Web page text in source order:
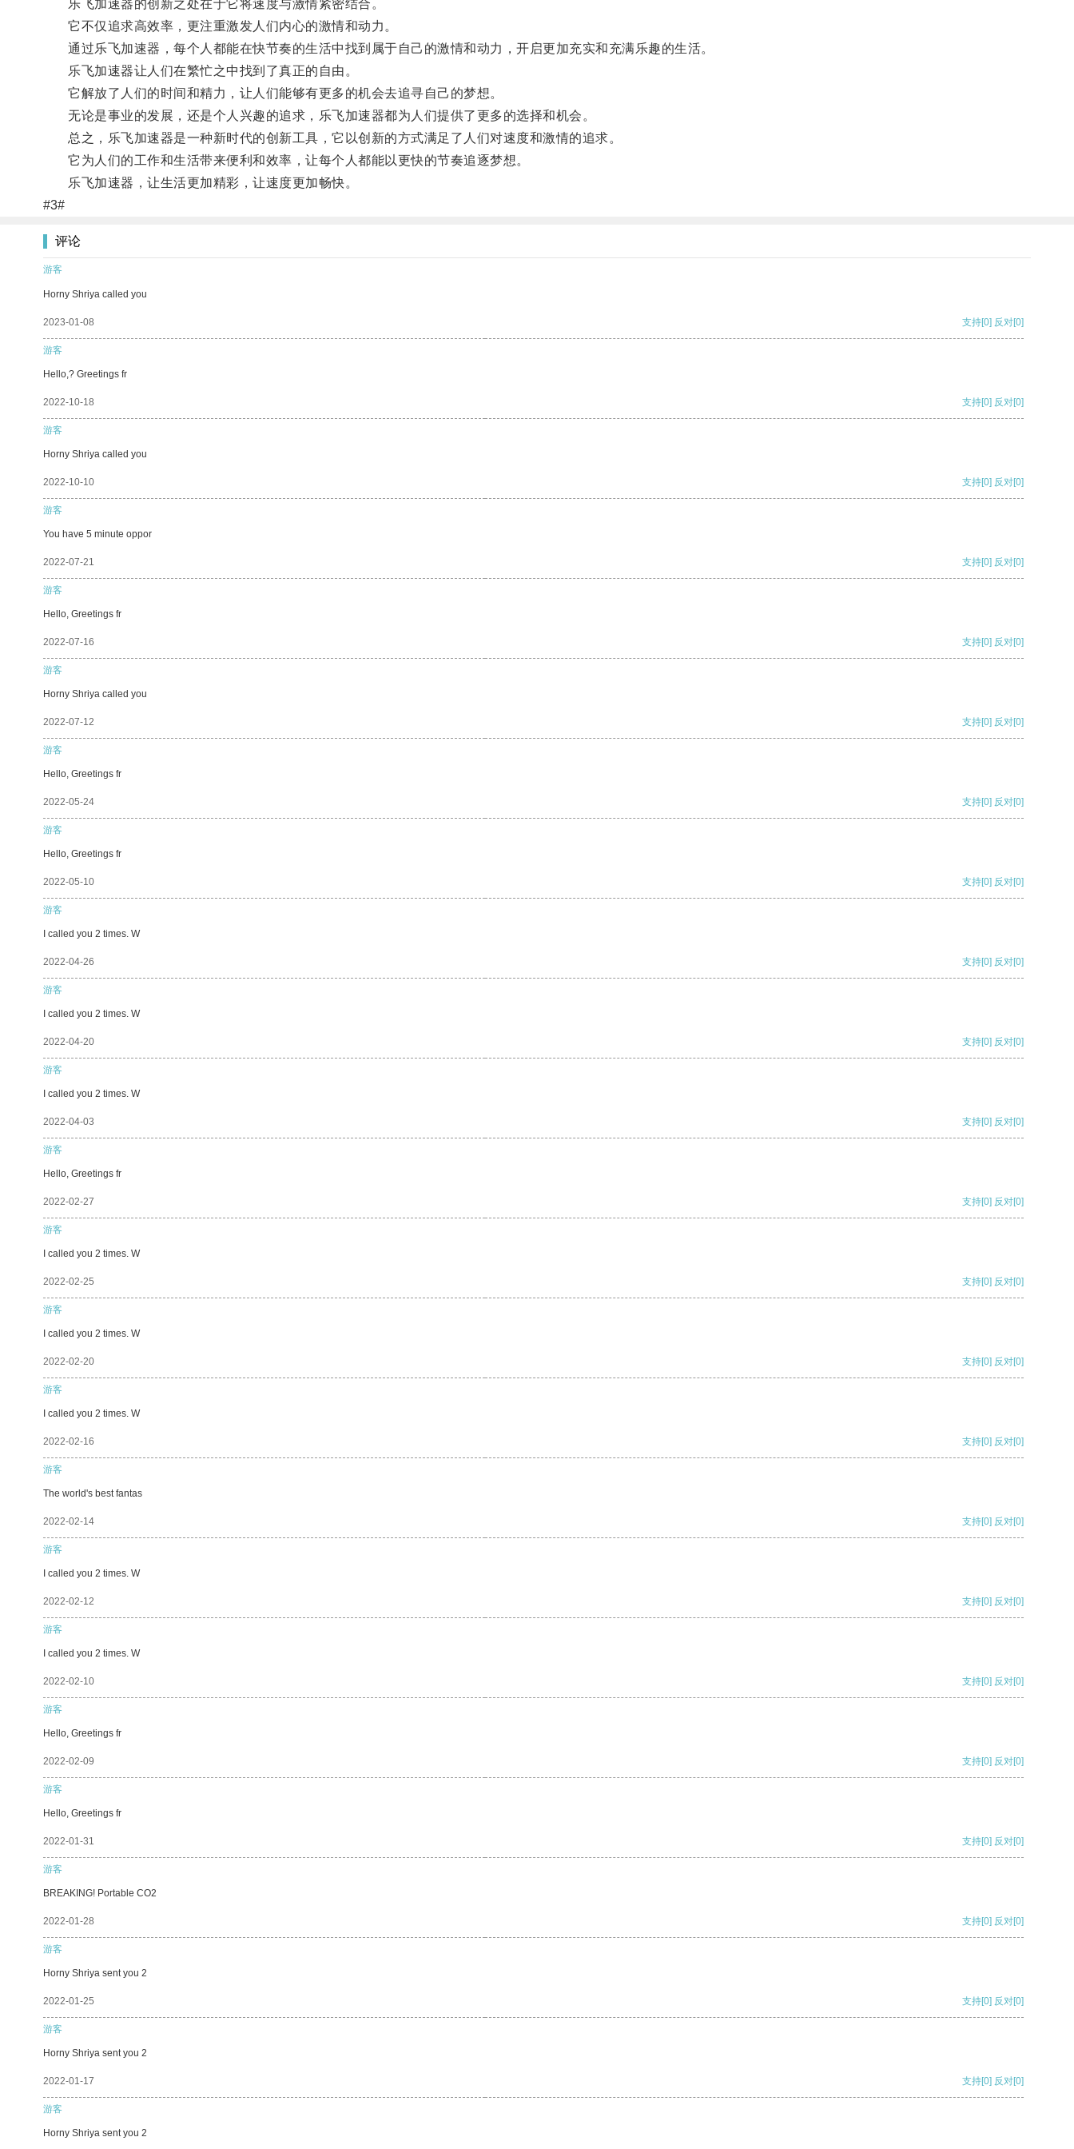
乐飞加速器的创新之处在于它将速度与激情紧密结合。
它不仅追求高效率，更注重激发人们内心的激情和动力。
通过乐飞加速器，每个人都能在快节奏的生活中找到属于自己的激情和动力，开启更加充实和充满乐趣的生活。
乐飞加速器让人们在繁忙之中找到了真正的自由。
它解放了人们的时间和精力，让人们能够有更多的机会去追寻自己的梦想。
无论是事业的发展，还是个人兴趣的追求，乐飞加速器都为人们提供了更多的选择和机会。
总之，乐飞加速器是一种新时代的创新工具，它以创新的方式满足了人们对速度和激情的追求。
它为人们的工作和生活带来便利和效率，让每个人都能以更快的节奏追逐梦想。
乐飞加速器，让生活更加精彩，让速度更加畅快。
#3#
评论
游客
Horny Shriya called you
2023-01-08 支持[0] 反对[0]
游客
Hello,? Greetings fr
2022-10-18 支持[0] 反对[0]
游客
Horny Shriya called you
2022-10-10 支持[0] 反对[0]
游客
You have 5 minute oppor
2022-07-21 支持[0] 反对[0]
游客
Hello, Greetings fr
2022-07-16 支持[0] 反对[0]
游客
Horny Shriya called you
2022-07-12 支持[0] 反对[0]
游客
Hello, Greetings fr
2022-05-24 支持[0] 反对[0]
游客
Hello, Greetings fr
2022-05-10 支持[0] 反对[0]
游客
I called you 2 times. W
2022-04-26 支持[0] 反对[0]
游客
I called you 2 times. W
2022-04-20 支持[0] 反对[0]
游客
I called you 2 times. W
2022-04-03 支持[0] 反对[0]
游客
Hello, Greetings fr
2022-02-27 支持[0] 反对[0]
游客
I called you 2 times. W
2022-02-25 支持[0] 反对[0]
游客
I called you 2 times. W
2022-02-20 支持[0] 反对[0]
游客
I called you 2 times. W
2022-02-16 支持[0] 反对[0]
游客
The world's best fantas
2022-02-14 支持[0] 反对[0]
游客
I called you 2 times. W
2022-02-12 支持[0] 反对[0]
游客
I called you 2 times. W
2022-02-10 支持[0] 反对[0]
游客
Hello, Greetings fr
2022-02-09 支持[0] 反对[0]
游客
Hello, Greetings fr
2022-01-31 支持[0] 反对[0]
游客
BREAKING! Portable CO2
2022-01-28 支持[0] 反对[0]
游客
Horny Shriya sent you 2
2022-01-25 支持[0] 反对[0]
游客
Horny Shriya sent you 2
2022-01-17 支持[0] 反对[0]
游客
Horny Shriya sent you 2